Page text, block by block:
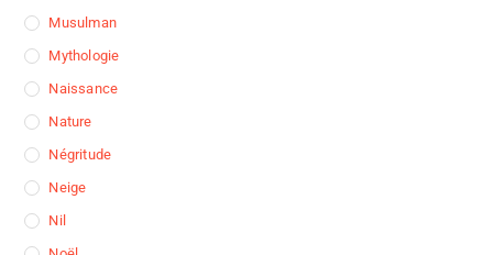
Musulman
Mythologie
Naissance
Nature
Négritude
Neige
Nil